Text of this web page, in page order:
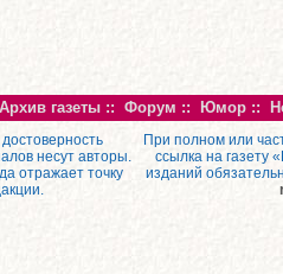
Архив газеты :: Форум :: Юмор ::
несут авторы.
отражает точку
При полном или
ссылка на газету
изданий